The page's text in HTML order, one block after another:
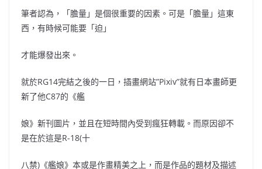
筆者認為，「膽量」是個很重要的因素。可是「膽量」這東
西，有時候可能要「迫」
才能爆發出來。
就於RG14完結之後的一日，插畫網站”Pixiv”就有日本畫師更
新了他C87的《艦
娘》新刊圖片，並且在短時間內受到瘋狂轉載。而原因卻不
是在於這是R-18(十
八禁)《艦娘》本或是作畫精美之上，而是作品的題材及描述